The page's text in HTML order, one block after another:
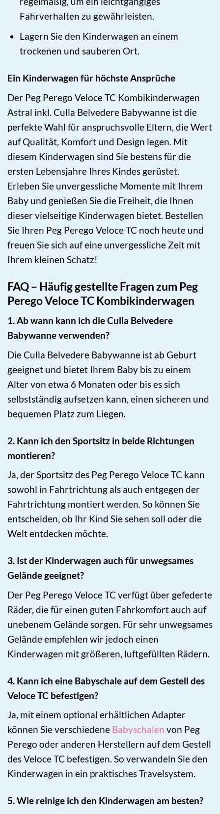
Fahrverhalten zu gewährleisten.
Lagern Sie den Kinderwagen an einem
trockenen und sauberen Ort.
Ein Kinderwagen für höchste Ansprüche
Der Peg Perego Veloce TC Kombikinderwagen
Astral inkl. Culla Belvedere Babywanne ist die
perfekte Wahl für anspruchsvolle Eltern, die Wert
auf Qualität, Komfort und Design legen. Mit
diesem Kinderwagen sind Sie bestens für die
ersten Lebensjahre Ihres Kindes gerüstet.
Erleben Sie unvergessliche Momente mit Ihrem
Baby und genießen Sie die Freiheit, die Ihnen
dieser vielseitige Kinderwagen bietet. Bestellen
Sie Ihren Peg Perego Veloce TC noch heute und
freuen Sie sich auf eine unvergessliche Zeit mit
Ihrem kleinen Schatz!
FAQ – Häufig gestellte Fragen zum Peg
Perego Veloce TC Kombikinderwagen
1. Ab wann kann ich die Culla Belvedere
Babywanne verwenden?
Die Culla Belvedere Babywanne ist ab Geburt
geeignet und bietet Ihrem Baby bis zu einem
Alter von etwa 6 Monaten oder bis es sich
selbstständig aufsetzen kann, einen sicheren und
bequemen Platz zum Liegen.
2. Kann ich den Sportsitz in beide Richtungen
montieren?
Ja, der Sportsitz des Peg Perego Veloce TC kann
sowohl in Fahrtrichtung als auch entgegen der
Fahrtrichtung montiert werden. So können Sie
entscheiden, ob Ihr Kind Sie sehen soll oder die
Welt entdecken möchte.
3. Ist der Kinderwagen auch für unwegsames
Gelände geeignet?
Der Peg Perego Veloce TC verfügt über gefederte
Räder, die für einen guten Fahrkomfort auch auf
unebenem Gelände sorgen. Für sehr unwegsames
Gelände empfehlen wir jedoch einen
Kinderwagen mit größeren, luftgefüllten Rädern.
4. Kann ich eine Babyschale auf dem Gestell des
Veloce TC befestigen?
Ja, mit einem optional erhältlichen Adapter
können Sie verschiedene Babyschalen von Peg
Perego oder anderen Herstellern auf dem Gestell
des Veloce TC befestigen. So verwandeln Sie den
Kinderwagen in ein praktisches Travelsystem.
5. Wie reinige ich den Kinderwagen am besten?